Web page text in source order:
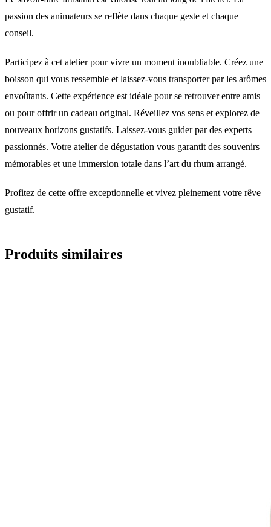
passion des animateurs se reflète dans chaque geste et chaque
conseil.
Participez à cet atelier pour vivre un moment inoubliable. Créez une
boisson qui vous ressemble et laissez-vous transporter par les arômes
envoûtants. Cette expérience est idéale pour se retrouver entre amis
ou pour offrir un cadeau original. Réveillez vos sens et explorez de
nouveaux horizons gustatifs. Laissez-vous guider par des experts
passionnés. Votre atelier de dégustation vous garantit des souvenirs
mémorables et une immersion totale dans l’art du rhum arrangé.
Profitez de cette offre exceptionnelle et vivez pleinement votre rêve
gustatif.
Produits similaires